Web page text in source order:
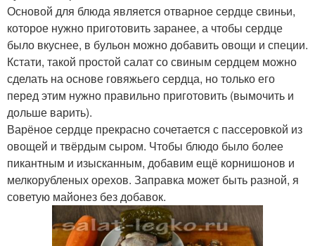
Основой для блюда является отварное сердце свиньи,
которое нужно приготовить заранее, а чтобы сердце
было вкуснее, в бульон можно добавить овощи и специи.
Кстати, такой простой салат со свиным сердцем можно
сделать на основе говяжьего сердца, но только его
перед этим нужно правильно приготовить (вымочить и
дольше варить).
Варёное сердце прекрасно сочетается с пассеровкой из
овощей и твёрдым сыром. Чтобы блюдо было более
пикантным и изысканным, добавим ещё корнишонов и
мелкорубленых орехов. Заправка может быть разной, я
советую майонез без добавок.